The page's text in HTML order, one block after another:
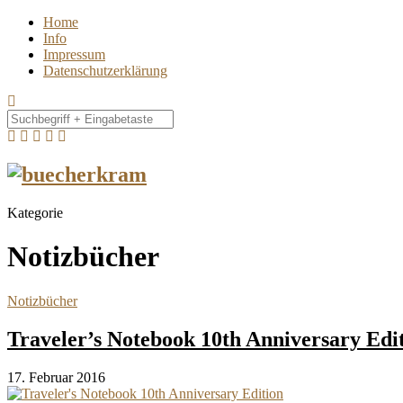
Home
Info
Impressum
Datenschutzerklärung
Kategorie
Notizbücher
Notizbücher
Traveler’s Notebook 10th Anniversary
17. Februar 2016